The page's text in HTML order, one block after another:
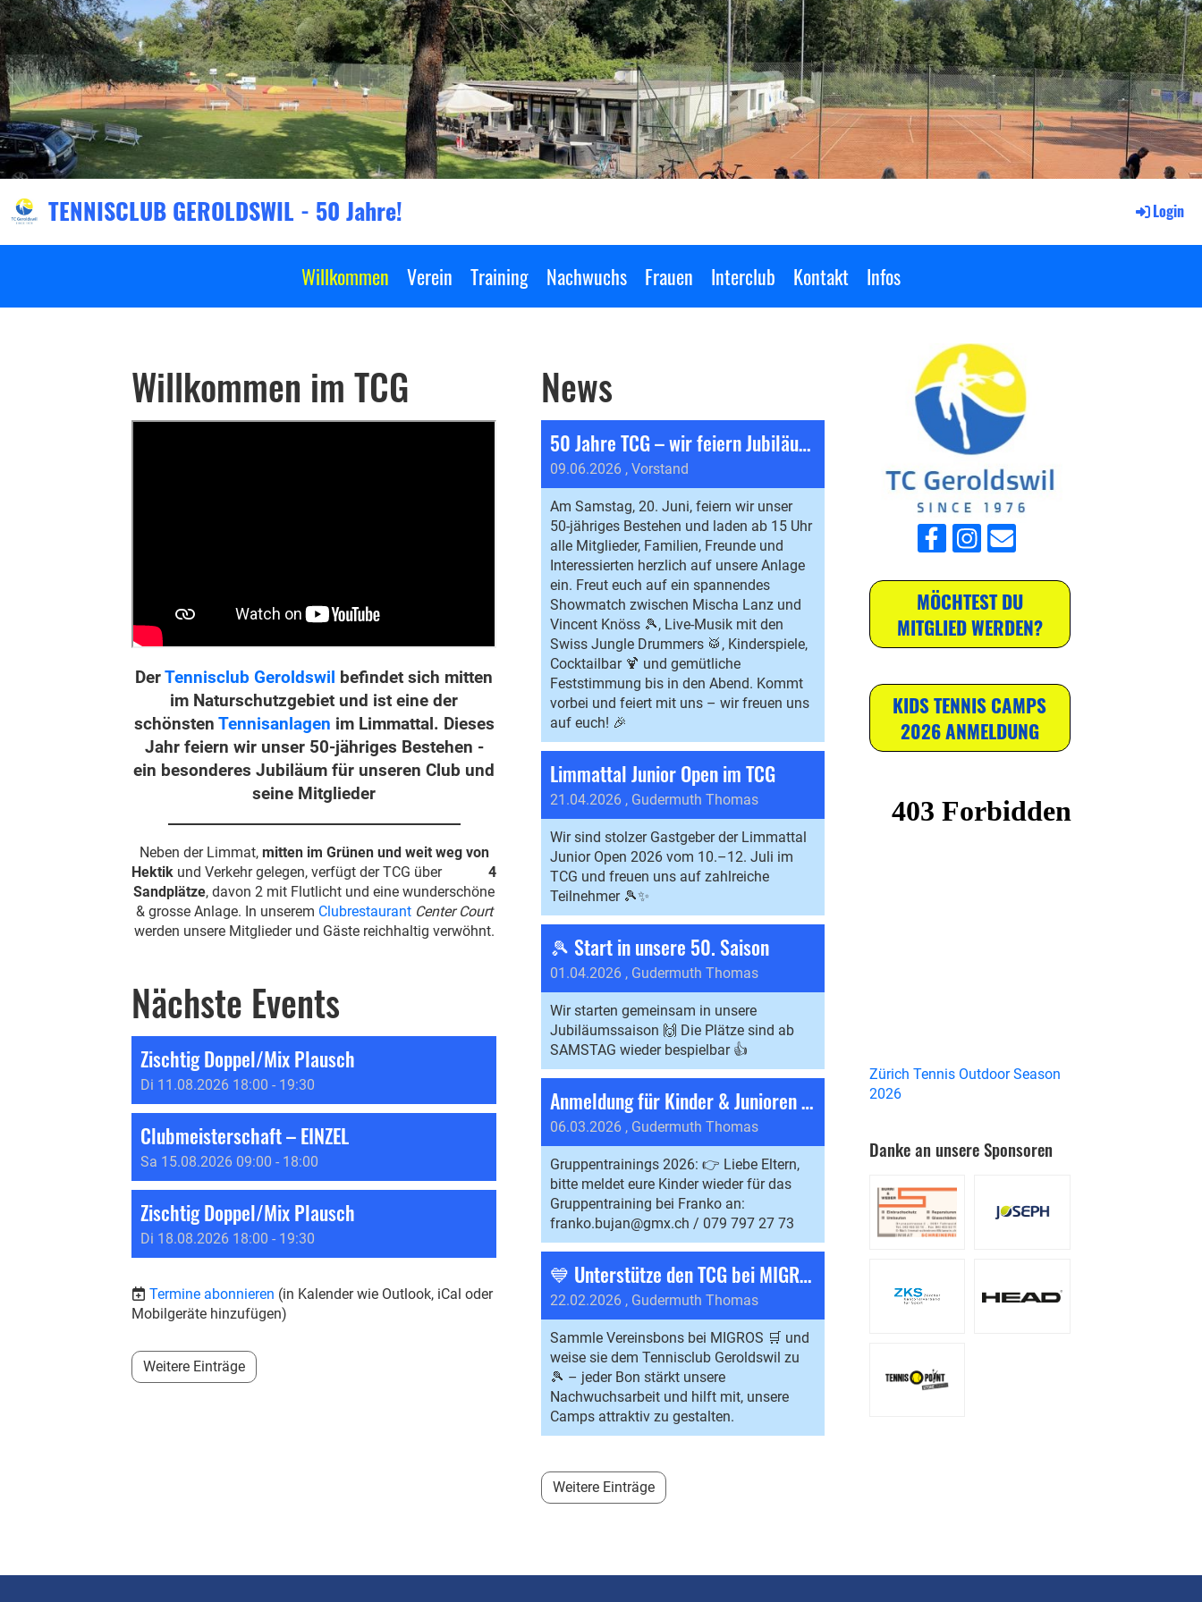
TENNISCLUB GEROLDSWIL - 50 Jahre! Login
Willkommen Verein Training Nachwuchs Frauen Interclub Kontakt Infos
Willkommen im TCG
DerTennisclub Geroldswil befindet sich mitten
im Naturschutzgebiet und ist eine der
schönsten Tennisanlagen im Limmattal. Dieses
Jahr feiern wir unser 50-jähriges Bestehen -
ein besonderes Jubiläum für unseren Club und
seine Mitglieder
Neben der Limmat, mitten im Grünen und weit weg von
Hektik und Verkehr gelegen, verfügt der TCG über4
Sandplätze, davon 2 mit Flutlicht und eine wunderschöne
& grosse Anlage. In unserem Clubrestaurant Center Court
werden unsere Mitglieder und Gäste reichhaltig verwöhnt.
Nächste Events
Zischtig Doppel/Mix Plausch
Di 11.08.2026 18:00 - 19:30
Clubmeisterschaft – EINZEL
Sa 15.08.2026 09:00 - 18:00
Zischtig Doppel/Mix Plausch
Di 18.08.2026 18:00 - 19:30
Termine abonnieren (in Kalender wie Outlook, iCal oder
Mobilgeräte hinzufügen)
Weitere Einträge
News
50 Jahre TCG – wir feiern Jubiläum!
09.06.2026 , Vorstand
Am Samstag, 20. Juni, feiern wir unser
50-jähriges Bestehen und laden ab 15 Uhr
alle Mitglieder, Familien, Freunde und
Interessierten herzlich auf unsere Anlage
ein. Freut euch auf ein spannendes
Showmatch zwischen Mischa Lanz und
Vincent Knöss 🎾, Live-Musik mit den
Swiss Jungle Drummers 🥁, Kinderspiele,
Cocktailbar 🍹 und gemütliche
Feststimmung bis in den Abend. Kommt
vorbei und feiert mit uns – wir freuen uns
auf euch! 🎉
Limmattal Junior Open im TCG
21.04.2026 , Gudermuth Thomas
Wir sind stolzer Gastgeber der Limmattal
Junior Open 2026 vom 10.–12. Juli im
TCG und freuen uns auf zahlreiche
Teilnehmer 🎾✨
🎾 Start in unsere 50. Saison
01.04.2026 , Gudermuth Thomas
Wir starten gemeinsam in unsere
Jubiläumssaison 🙌 Die Plätze sind ab
SAMSTAG wieder bespielbar 👍
Anmeldung für Kinder & Junioren Gruppentraining
06.03.2026 , Gudermuth Thomas
Gruppentrainings 2026: 👉 Liebe Eltern,
bitte meldet eure Kinder wieder für das
Gruppentraining bei Franko an:
franko.bujan@gmx.ch / 079 797 27 73
💙 Unterstütze den TCG bei MIGROS🟠
22.02.2026 , Gudermuth Thomas
Sammle Vereinsbons bei MIGROS 🛒 und
weise sie dem Tennisclub Geroldswil zu
🎾 – jeder Bon stärkt unsere
Nachwuchsarbeit und hilft mit, unsere
Camps attraktiv zu gestalten.
Weitere Einträge
MÖCHTEST DU
MITGLIED WERDEN?
KIDS TENNIS CAMPS
2026 ANMELDUNG
Zürich Tennis Outdoor Season
2026
Danke an unsere Sponsoren